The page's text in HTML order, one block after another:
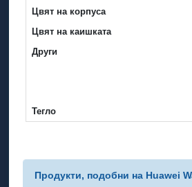
Цвят на корпуса
Цвят на каишката
Други
Тегло
Продукти, подобни на Huawei